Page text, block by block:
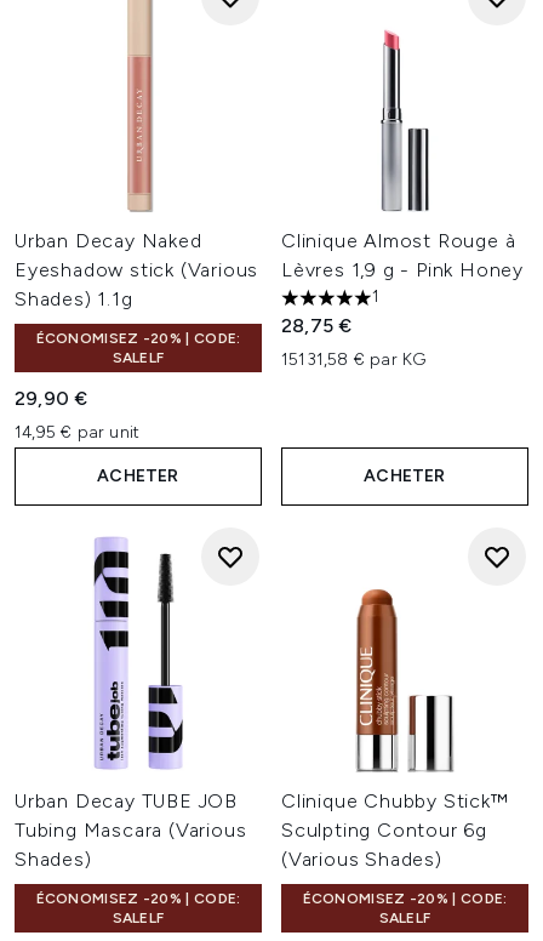
Urban Decay Naked
Eyeshadow stick (Various
Shades) 1.1g
ÉCONOMISEZ -20% | CODE:
SALELF
29,90 €
14,95 € par unit
ACHETER
Clinique Almost Rouge à
Lèvres 1,9 g - Pink Honey
5 étoiles sur un maximum de
1
28,75 €
15131,58 € par KG
ACHETER
Urban Decay TUBE JOB
Tubing Mascara (Various
Shades)
ÉCONOMISEZ -20% | CODE:
SALELF
Clinique Chubby Stick™
Sculpting Contour 6g
(Various Shades)
ÉCONOMISEZ -20% | CODE:
SALELF